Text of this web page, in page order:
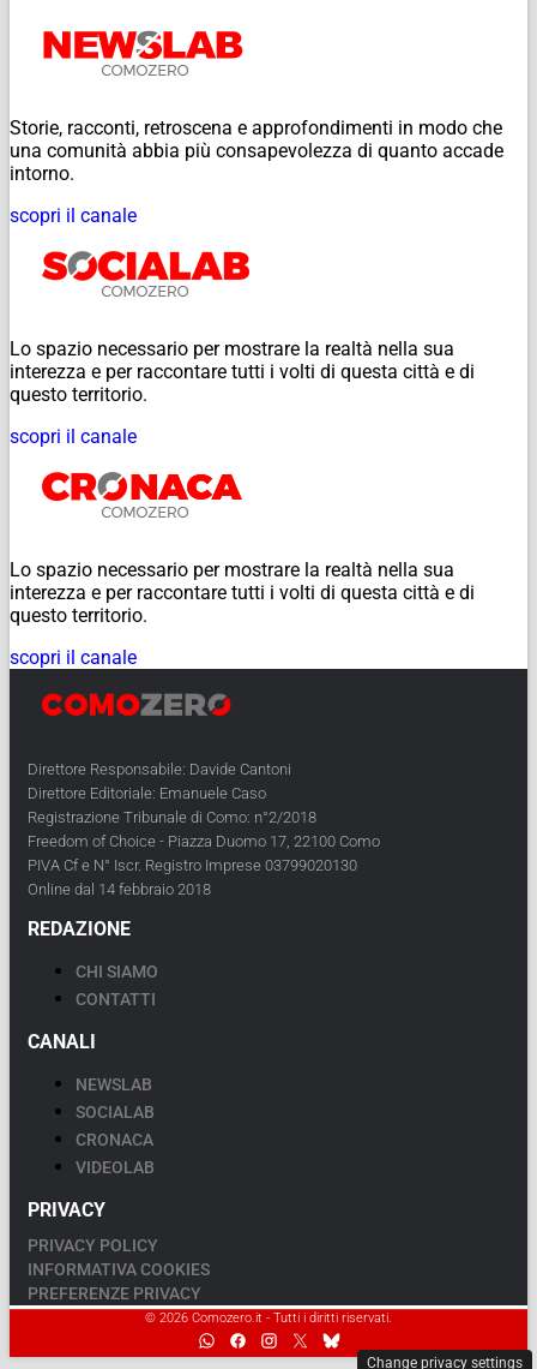
Storie, racconti, retroscena e approfondimenti in modo che
una comunità abbia più consapevolezza di quanto accade
intorno.
scopri il canale
Lo spazio necessario per mostrare la realtà nella sua
interezza e per raccontare tutti i volti di questa città e di
questo territorio.
scopri il canale
Lo spazio necessario per mostrare la realtà nella sua
interezza e per raccontare tutti i volti di questa città e di
questo territorio.
scopri il canale
Direttore Responsabile: Davide Cantoni
Direttore Editoriale: Emanuele Caso
Registrazione Tribunale di Como: n°2/2018
Freedom of Choice - Piazza Duomo 17, 22100 Como
PIVA Cf e N° Iscr. Registro Imprese 03799020130
Online dal 14 febbraio 2018
REDAZIONE
CHI SIAMO
CONTATTI
CANALI
NEWSLAB
SOCIALAB
CRONACA
VIDEOLAB
PRIVACY
PRIVACY POLICY
INFORMATIVA COOKIES
PREFERENZE PRIVACY
© 2026 Comozero.it - Tutti i diritti riservati.
Change privacy settings